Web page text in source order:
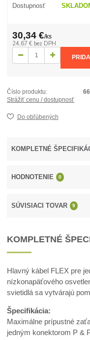
Dostupnosť
30,34 €/ks
24,67 € bez DPH
Číslo produktu:
Strážiť cenu / dostupnosť
Do obľúbených
KOMPLETNÉ
HODNOTENIE 0
SÚVISIACI TOVAR 9
KOMPLETNÉ
Hlavný kábel FLEX pre
nízkonapäťového
svietidlá sa vytvárajú
Špecifikácia:
Maximálne prípustné
jedným konektorom P &